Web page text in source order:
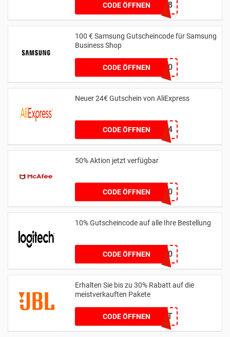
CODE ÖFFNENLMTTSW8
100 € Samsung Gutscheincode für Samsung
Business Shop
CODE ÖFFNEN
WELCOME100
Neuer 24€ Gutschein von AliExpress
CODE ÖFFNEN
6SAMMLER24
50% Aktion jetzt verfügbar
CODE ÖFFNEN
BESTCOMPMAA50
10% Gutscheincode auf alle Ihre Bestellung
CODE ÖFFNEN
YCIMAGING10
Erhalten Sie bis zu 30% Rabatt auf die
meistverkauften Pakete
CODE ÖFFNEN
KEIN CODE BENÖTIGT